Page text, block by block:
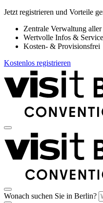
Jetzt registrieren und Vorteile
Zentrale Verwaltung
Wertvolle Infos &
Kosten- & Provisionsfrei
Kostenlos registrieren
Wonach suchen Sie in Berlin?